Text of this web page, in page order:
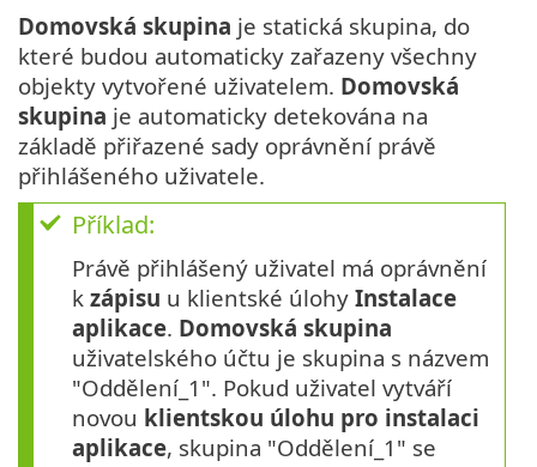
Domovská skupina je statická skupina, do
které budou automaticky zařazeny všechny
objekty vytvořené uživatelem. Domovská
skupina je automaticky detekována na
základě přiřazené sady oprávnění právě
přihlášeného uživatele.
Příklad:
Právě přihlášený uživatel má oprávnění
k zápisu u klientské úlohy Instalace
aplikace. Domovská skupina
uživatelského účtu je skupina s názvem
"Oddělení_1". Pokud uživatel vytváří
novou klientskou úlohu pro instalaci
aplikace, skupina "Oddělení_1" se